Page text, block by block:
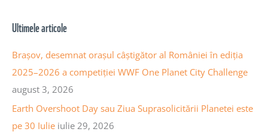
r
c
h
f
o
r
Ultimele articole
Brașov, desemnat orașul câștigător al României în ediția
2025–2026 a competiției WWF One Planet City Challenge
august 3, 2026
Earth Overshoot Day sau Ziua Suprasolicitării Planetei este
pe 30 Iulie iulie 29, 2026
i
a
a
r
t
i